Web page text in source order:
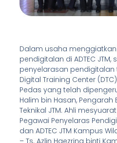
Dalam usaha
pendigitalan di ADTEC
penyelarasan
Digital Training Center
Pedas yang telah
Halim bin Hasan,
Teknikal JTM. Ahli
Pegawai Penyelaras
dan ADTEC JTM Kampus